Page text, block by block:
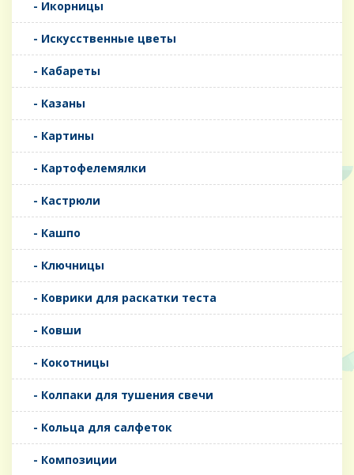
- Икорницы
- Искусственные цветы
- Кабареты
- Казаны
- Картины
- Картофелемялки
- Кастрюли
- Кашпо
- Ключницы
- Коврики для раскатки теста
- Ковши
- Кокотницы
- Колпаки для тушения свечи
- Кольца для салфеток
- Композиции